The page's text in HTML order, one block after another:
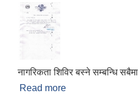
नागरिकता शिविर बस्ने सम्बन्धि
Read more